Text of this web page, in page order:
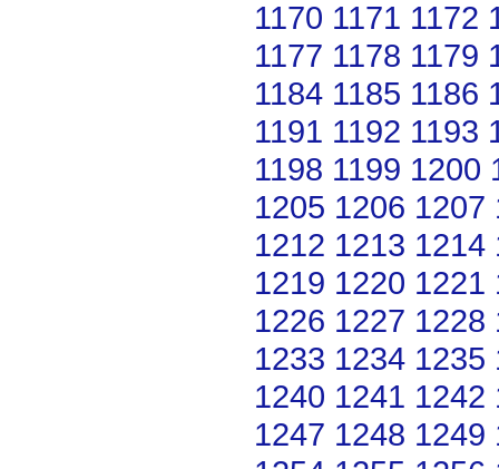
1170 1171 1172
1177 1178 1179
1184 1185 1186
1191 1192 1193
1198 1199 1200
1205 1206 1207
1212 1213 1214
1219 1220 1221
1226 1227 1228
1233 1234 1235
1240 1241 1242
1247 1248 1249